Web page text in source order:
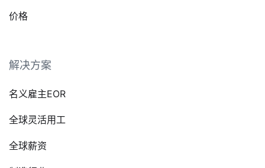
价格
解决方案
名义雇主EOR
全球灵活用工
全球薪资